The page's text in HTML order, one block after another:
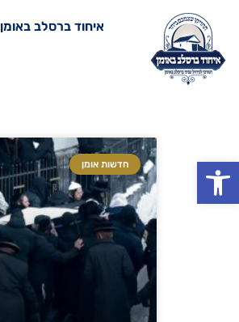
פתח סרגל נגישות
איחוד ברסלב באומן
חדשות אומן